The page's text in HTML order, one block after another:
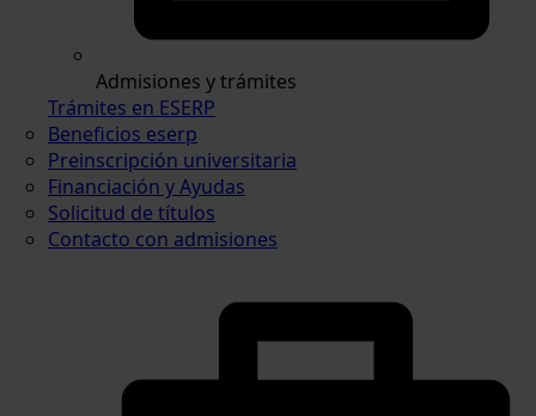
Admisiones y trámites
Trámites en ESERP
Beneficios eserp
Preinscripción universitaria
Financiación y Ayudas
Solicitud de títulos
Contacto con admisiones